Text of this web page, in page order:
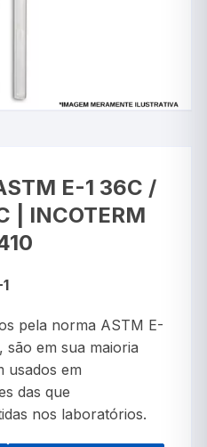
E-1 36C /
| INCOTERM
pela norma ASTM E-
são em sua maioria
usados em
das que
nos laboratórios.